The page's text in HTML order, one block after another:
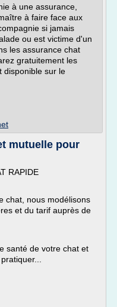
à une assurance,
à faire face aux
si jamais
ou est victime d'un
les assurance chat
gratuitement les
disponible sur le
mutuelle pour
RAPIDE
chat, nous modélisons
et du tarif auprès de
santé de votre chat et